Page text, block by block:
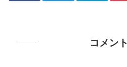
コメント